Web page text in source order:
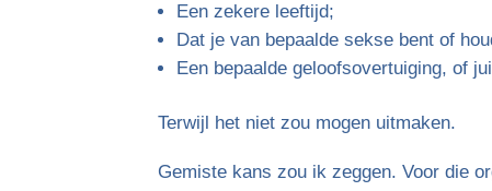
Een zekere leeftijd;
Dat je van bepaalde sekse bent of
Een bepaalde geloofsovertuiging, of
Terwijl het niet zou mogen uitmaken.
Gemiste kans zou ik zeggen. Voor die